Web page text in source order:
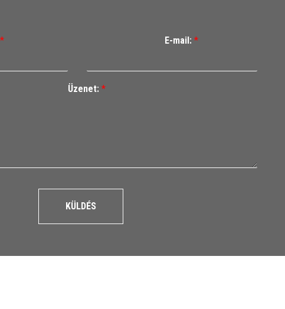
* E-mail: *
Üzenet: *
KÜLDÉS